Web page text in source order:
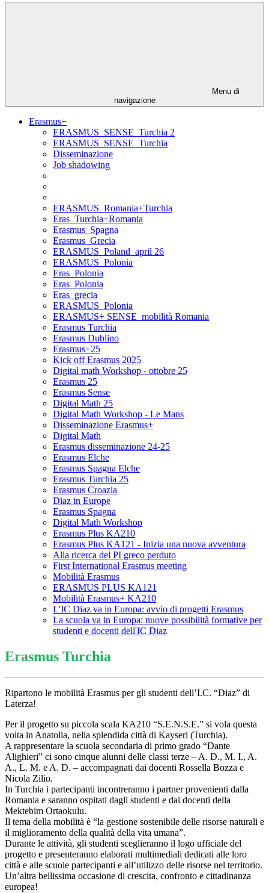
Menu di
navigazione
Erasmus+
ERASMUS_SENSE_Turchia 2
ERASMUS_SENSE_Turchia
Disseminazione
Job shadowing
ERASMUS_Romania+Turchia
Eras_Turchia+Romania
Erasmus_Spagna
Erasmus_Grecia
ERASMUS_Poland_april 26
ERASMUS_Polonia
Eras_Polonia
Eras_Polonia
Eras_grecia
ERASMUS_Polonia
ERASMUS+ SENSE_mobilità Romania
Erasmus Turchia
Erasmus Dublino
Erasmus+25
Kick off Erasmus 2025
Digital math Workshop - ottobre 25
Erasmus 25
Erasmus Sense
Digital Math 25
Digital Math Workshop - Le Mans
Disseminazione Erasmus+
Digital Math
Erasmus disseminazione 24-25
Erasmus Elche
Erasmus Spagna Elche
Erasmus Turchia 25
Erasmus Croazia
Diaz in Europe
Erasmus Spagna
Digital Math Workshop
Erasmus Plus KA210
Erasmus Plus KA121 - Inizia una nuova avventura
Alla ricerca del PI greco perduto
First International Erasmus meeting
Mobilità Erasmus
ERASMUS PLUS KA121
Mobilità Erasmus+ KA210
L'IC Diaz va in Europa: avvio di progetti Erasmus
La scuola va in Europa: nuove possibilità formative per
studenti e docenti dell'IC Diaz
Erasmus Turchia
Ripartono le mobilità Erasmus per gli studenti dell’I.C. “Diaz” di
Laterza!
Per il progetto su piccola scala KA210 “S.E.N.S.E.” si vola questa
volta in Anatolia, nella splendida città di Kayseri (Turchia).
A rappresentare la scuola secondaria di primo grado “Dante
Alighieri” ci sono cinque alunni delle classi terze – A. D., M. I., A.
A., L. M. e A. D. – accompagnati dai docenti Rossella Bozza e
Nicola Zilio.
In Turchia i partecipanti incontreranno i partner provenienti dalla
Romania e saranno ospitati dagli studenti e dai docenti della
Mektebim Ortaokulu.
Il tema della mobilità è “la gestione sostenibile delle risorse naturali e
il miglioramento della qualità della vita umana”.
Durante le attività, gli studenti sceglieranno il logo ufficiale del
progetto e presenteranno elaborati multimediali dedicati alle loro
città e alle scuole partecipanti e all’utilizzo delle risorse nel territorio.
Un’altra bellissima occasione di crescita, confronto e cittadinanza
europea!